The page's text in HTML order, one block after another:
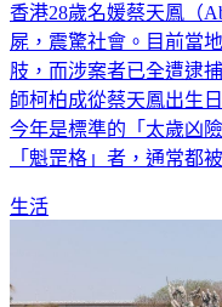
香港28歲名媛蔡天鳳（
屍，震驚社會。目前當
肢，而涉案者已全遭逮
師柯柏成從蔡天鳳出生
今年是標準的「太歲凶
「魁罡格」者，通常都
生活